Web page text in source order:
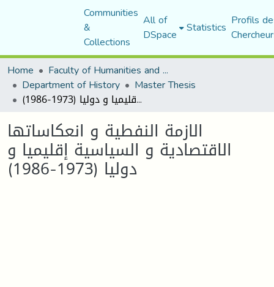
Communities
&
Collections
All of
DSpace Statistics Profils
Home
Faculty of Humanities and Social Sciences
Department of History Master Thesis
الازمة النفطية و انعكاساتها الاقتصادية و السياسية إقليميا و دوليا (1973-1986)
الازمة النفطية و انعكاساتها
الاقتصادية و السياسية إقليميا و
دوليا (1973-1986)